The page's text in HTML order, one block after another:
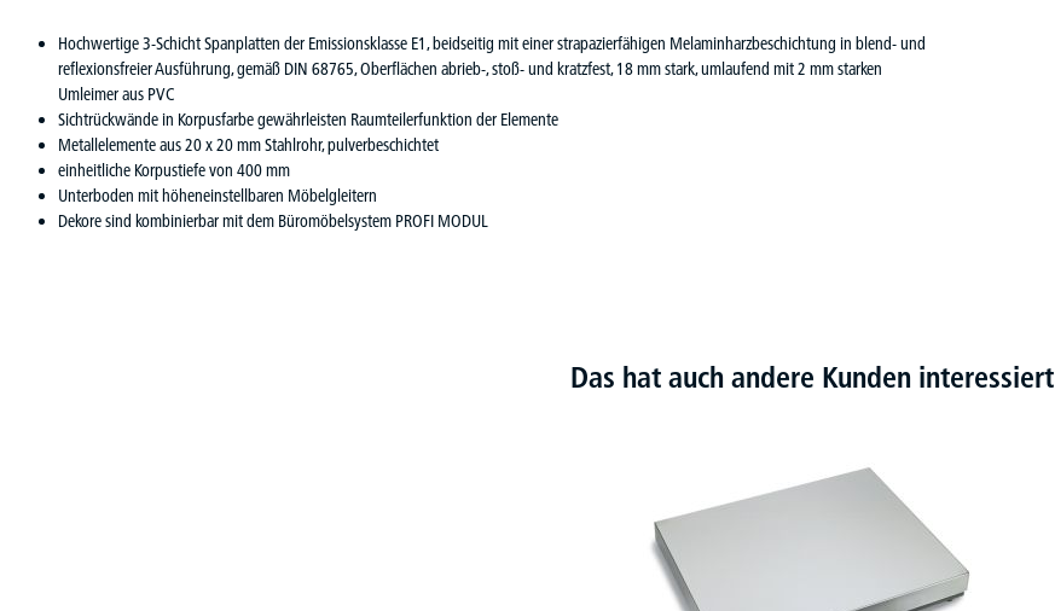
Hochwertige 3-Schicht Spanplatten der Emissionsklasse E1, beidseitig mit einer strapazierfähigen Melaminharzbeschichtung in blend- und
reflexionsfreier Ausführung, gemäß DIN 68765, Oberflächen abrieb-, stoß- und kratzfest, 18 mm stark, umlaufend mit 2 mm starken
Umleimer aus PVC
Sichtrückwände in Korpusfarbe gewährleisten Raumteilerfunktion der Elemente
Metallelemente aus 20 x 20 mm Stahlrohr, pulverbeschichtet
einheitliche Korpustiefe von 400 mm
Unterboden mit höheneinstellbaren Möbelgleitern
Dekore sind kombinierbar mit dem Büromöbelsystem PROFI MODUL
Das hat auch andere Kunden interessiert